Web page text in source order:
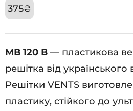
375₴
МВ 120 В — пластикова
решітка від
Решітки VENTS
пластику, стійкого до